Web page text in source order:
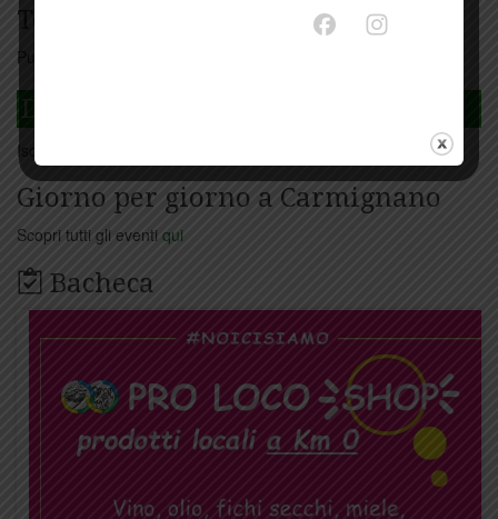
Tesseramento
Puoi tesserarti online
DAGLI L'ANDA
Iscriviti
Giorno per giorno a Carmignano
Scopri tutti gli eventi qui
Bacheca